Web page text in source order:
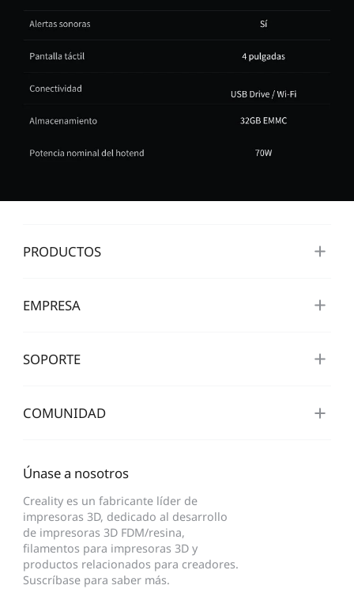
PRODUCTOS
EMPRESA
SOPORTE
COMUNIDAD
Únase a nosotros
Creality es un fabricante líder de
impresoras 3D, dedicado al desarrollo
de impresoras 3D FDM/resina,
filamentos para impresoras 3D y
productos relacionados para creadores.
Suscríbase para saber más.